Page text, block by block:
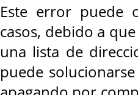
Este error puede
casos, debido a
una lista de
puede